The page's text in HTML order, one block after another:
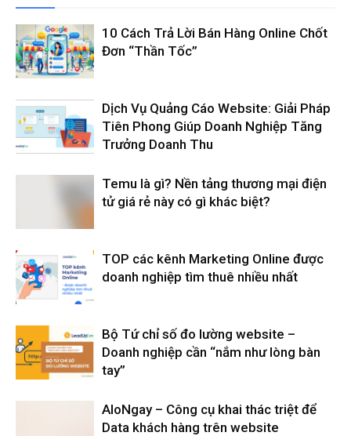
10 Cách Trả Lời Bán Hàng Online Chốt
Đơn “Thần Tốc”
Dịch Vụ Quảng Cáo Website: Giải Pháp
Tiên Phong Giúp Doanh Nghiệp Tăng
Trưởng Doanh Thu
Temu là gì? Nền tảng thương mại điện
tử giá rẻ này có gì khác biệt?
TOP các kênh Marketing Online được
doanh nghiệp tìm thuê nhiều nhất
Bộ Tứ chỉ số đo lường website –
Doanh nghiệp cần “nắm như lòng bàn
tay”
AloNgay – Công cụ khai thác triệt để
Data khách hàng trên website